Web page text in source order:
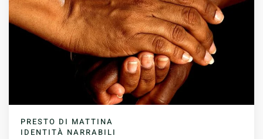
PRESTO DI MATTINA
IDENTITÀ NARRABILI